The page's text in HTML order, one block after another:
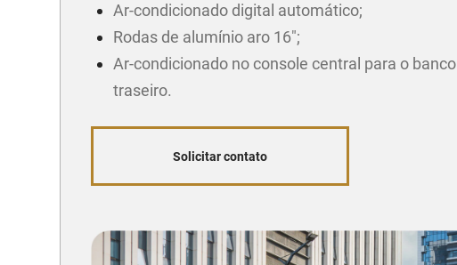
Ar-condicionado digital automático;
Rodas de alumínio aro 16";
Ar-condicionado no console central para o banco
traseiro.
Solicitar contato